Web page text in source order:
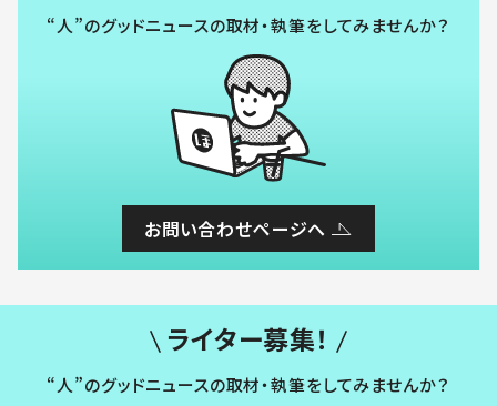
“人”のグッドニュースの取材・執筆をしてみませんか？
お問い合わせページへ
ライター募集！
“人”のグッドニュースの取材・執筆をしてみませんか？